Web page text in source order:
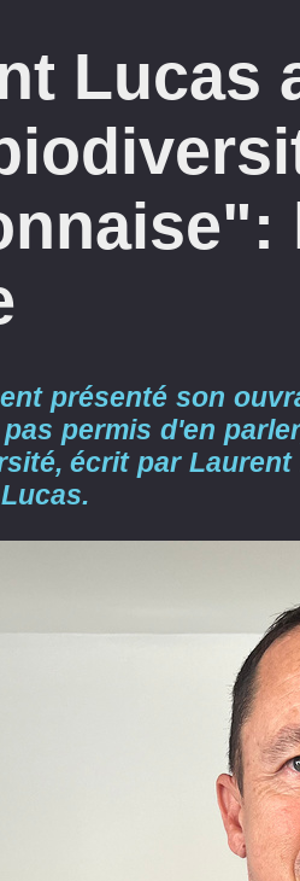
Lucas
présenté son
permis d'en
écrit par